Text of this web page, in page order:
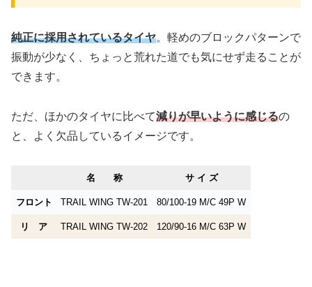
純正に採用されているタイヤ。軽めのブロックパターンで
振動が少なく、ちょっと荒れた道でも気にせず走ることが
できます。
ただ、ほかのタイヤに比べて減りが早いように感じるの
と、よく欠品しているイメージです。
名 称 サ イ ズ
フロント TRAIL WING TW-201 80/100-19 M/C 49P W
リ ア TRAIL WING TW-202 120/90-16 M/C 63P W